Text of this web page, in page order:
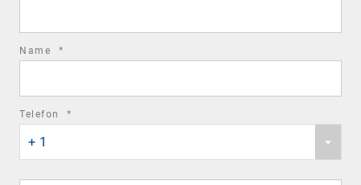
Name *
Telefon *
country
code
+ 1